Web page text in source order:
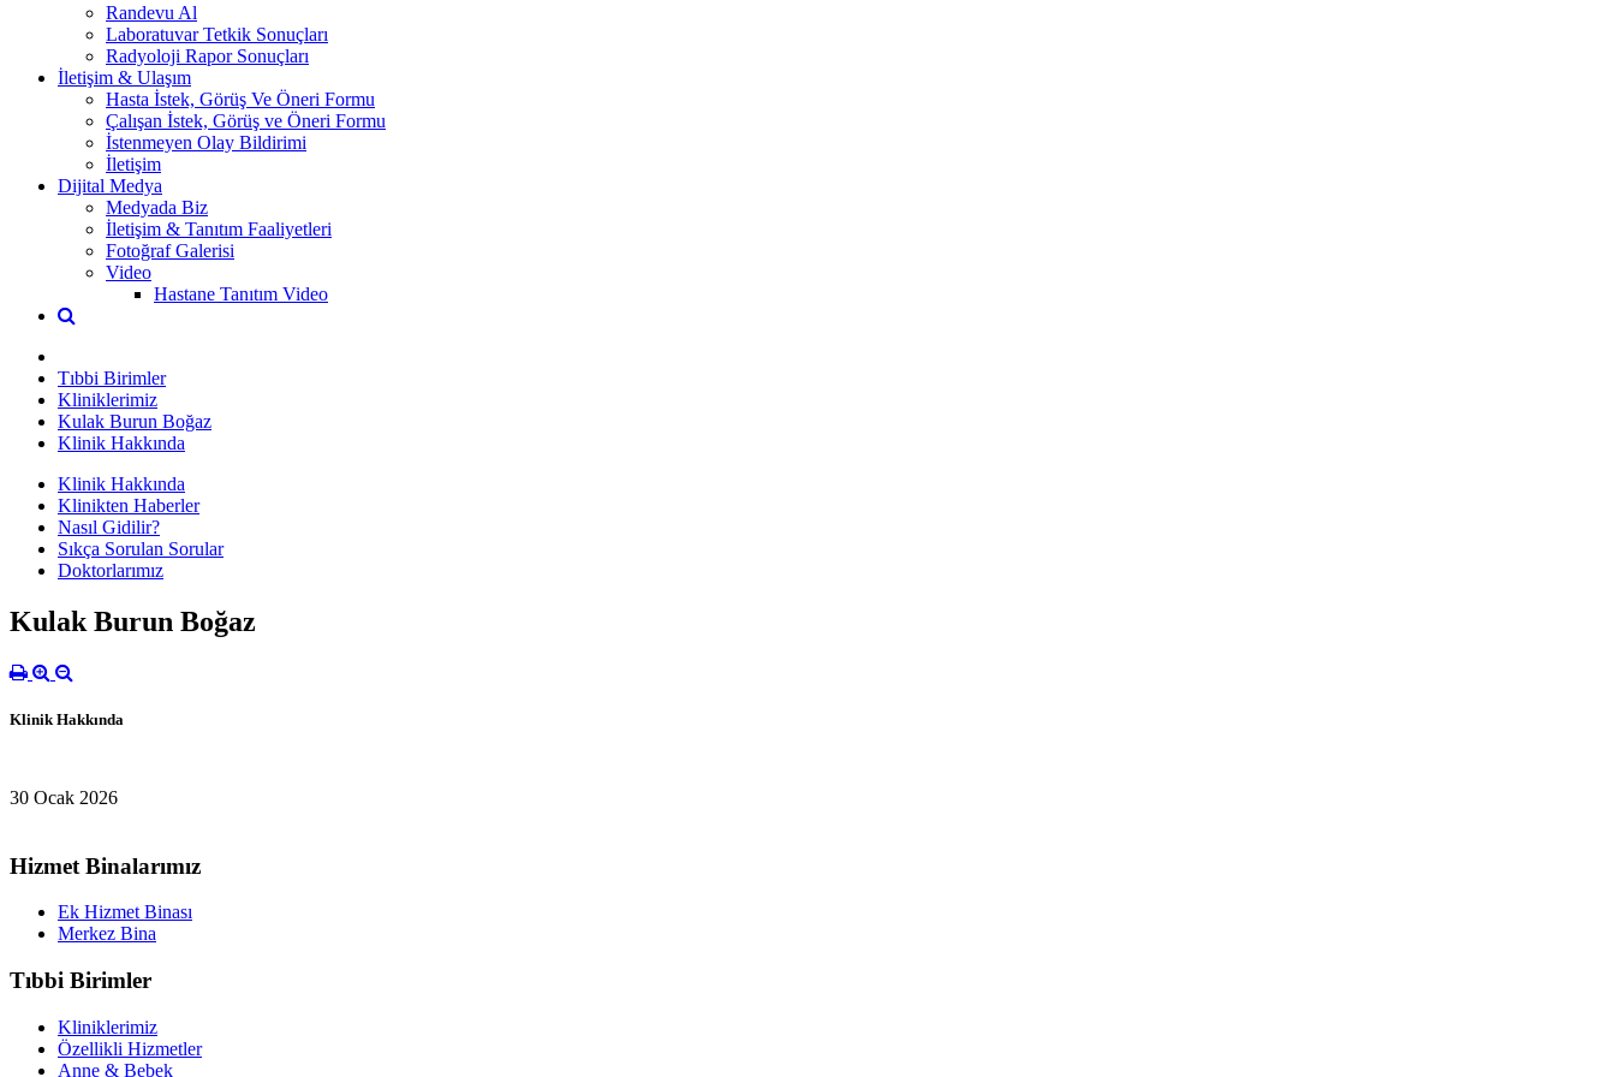
Randevu Al
Laboratuvar Tetkik Sonuçları
Radyoloji Rapor Sonuçları
İletişim & Ulaşım
Hasta İstek, Görüş Ve Öneri Formu
Çalışan İstek, Görüş ve Öneri Formu
İstenmeyen Olay Bildirimi
İletişim
Dijital Medya
Medyada Biz
İletişim & Tanıtım Faaliyetleri
Fotoğraf Galerisi
Video
Hastane Tanıtım Video
Tıbbi Birimler
Kliniklerimiz
Kulak Burun Boğaz
Klinik Hakkında
Klinik Hakkında
Klinikten Haberler
Nasıl Gidilir?
Sıkça Sorulan Sorular
Doktorlarımız
Kulak Burun Boğaz
Klinik Hakkında
30 Ocak 2026
Hizmet Binalarımız
Ek Hizmet Binası
Merkez Bina
Tıbbi Birimler
Kliniklerimiz
Özellikli Hizmetler
Anne & Bebek